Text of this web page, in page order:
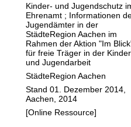
'
h
i
n
u
n
d
t
u
Kinder- und Jugendschutz
Ehrenamt ; Informationen
Jugendämter in der
StädteRegion Aachen im
Rahmen der Aktion "Im
für freie Träger in der
und Jugendarbeit
StädteRegion Aachen
Stand 01. Dezember 2014,
Aachen, 2014
[Online Ressource]